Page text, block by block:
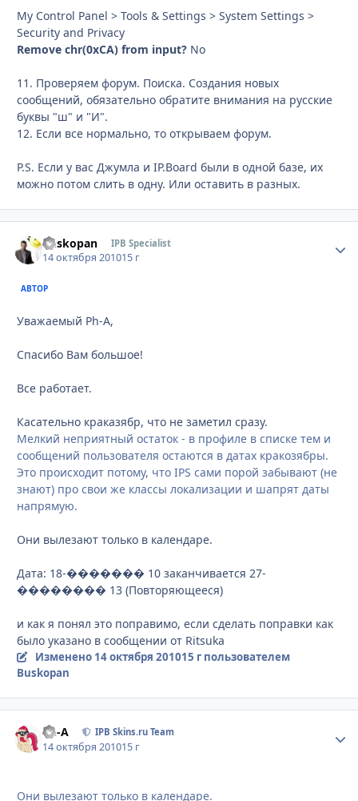
My Control Panel > Tools & Settings > System Settings >
Security and Privacy
Remove chr(0xCA) from input? No
11. Проверяем форум. Поиска. Создания новых
сообщений, обязательно обратите внимания на русские
буквы "ш" и "И".
12. Если все нормально, то открываем форум.
P.S. Если у вас Джумла и IP.Board были в одной базе, их
можно потом слить в одну. Или оставить в разных.
Buskopan IPB Specialist
14 октября 201015 г
АВТОР
Уважаемый Ph-A,
Спасибо Вам большое!
Все работает.
Касательно краказябр, что не заметил сразу.
Мелкий неприятный остаток - в профиле в списке тем и
сообщений пользователя остаются в датах кракозябры.
Это происходит потому, что IPS сами порой забывают (не
знают) про свои же классы локализации и шапрят даты
напрямую.
Они вылезают только в календаре.
Дата: 18-������� 10 заканчивается 27-
�������� 13 (Повторяющееся)
и как я понял это поправимо, если сделать поправки как
было указано в сообщении от Ritsuka
Изменено 14 октября 201015 гпользователем
Buskopan
Ph-A IPB Skins.ru Team
14 октября 201015 г
Они вылезают только в календаре.